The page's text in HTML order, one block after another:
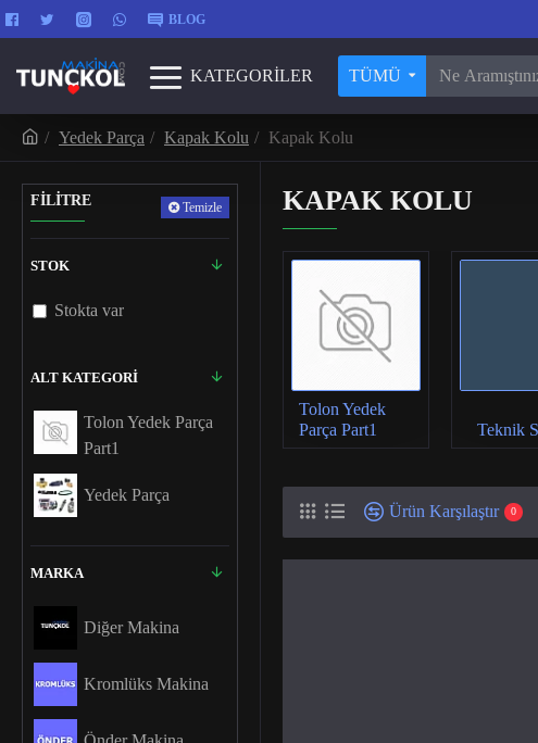
BLOG
KATEGORİLER TÜMÜ
Yedek Parça Kapak Kolu Kapak Kolu
FİLİTRE Temizle
ALT KATEGORI
Tolon Yedek Parça
Part1
Yedek Parça
MARKA
Diğer Makina
Kromlüks Makina
STOK
Stokta var
KAPAK KOLU
Tolon Yedek
Parça Part1
Teknik
Ürün Karşılaştır 0